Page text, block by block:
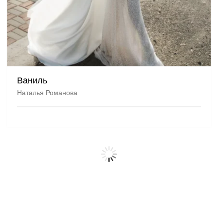
Ваниль
Наталья Романова